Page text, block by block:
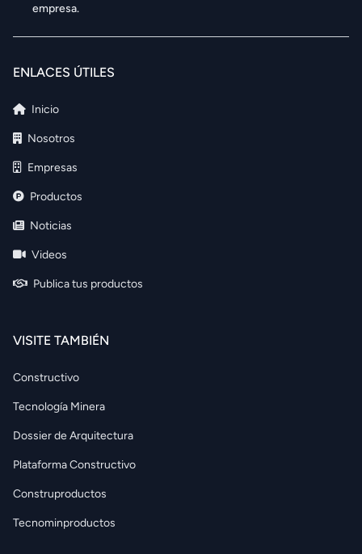
empresa.
ENLACES ÚTILES
Inicio
Nosotros
Empresas
Productos
Noticias
Videos
Publica tus productos
VISITE TAMBIÉN
Constructivo
Tecnología Minera
Dossier de Arquitectura
Plataforma Constructivo
Construproductos
Tecnominproductos